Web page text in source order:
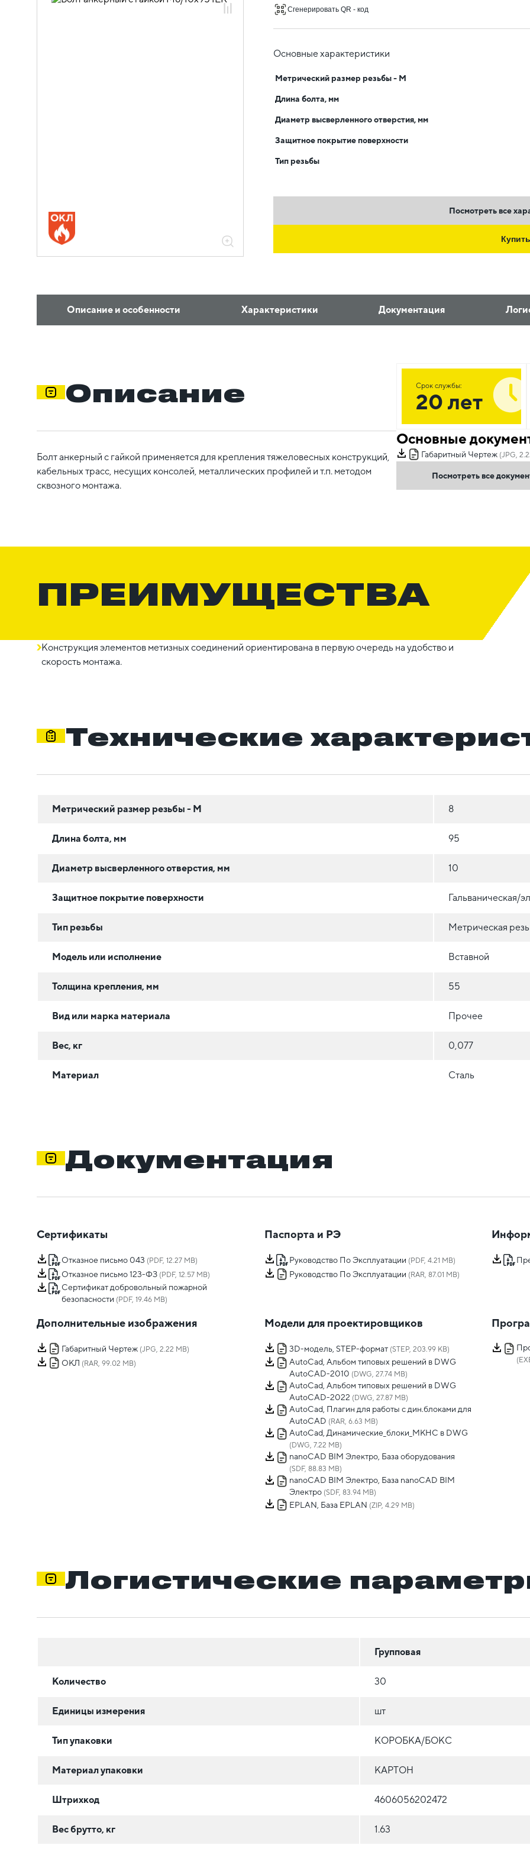
Сгенерировать QR - код
Основные характеристики
Метрический размер резьбы - М
Длина болта, мм
Диаметр высверленного отверстия, мм
Защитное покрытие поверхности
Тип резьбы
Посмотреть все
Купить
Описание и особенности Характеристики Документация
Описание
Болт анкерный с гайкой применяется для крепления тяжеловесных конструкций,
кабельных трасс, несущих консолей, металлических профилей и т.п. методом
сквозного монтажа.
Срок службы:
20 лет
Основные
Габаритный Чертеж (JPG,
Посмотреть все
ПРЕИМУЩЕСТВА
Конструкция элементов метизных соединений ориентирована в первую очередь на удобство и
скорость монтажа.
Технические
Метрический размер резьбы - М 8
Длина болта, мм 95
Диаметр высверленного отверстия, мм 10
Защитное покрытие поверхности Гальваническая/
Тип резьбы Метрическая
Модель или исполнение Вставной
Толщина крепления, мм 55
Вид или марка материала Прочее
Вес, кг 0,077
Материал Сталь
Документация
Сертификаты
Отказное письмо 043 (PDF, 12.27 MB)
Отказное письмо 123-ФЗ (PDF, 12.57 MB)
Сертификат добровольный пожарной
безопасности (PDF, 19.46 MB)
Паспорта и РЭ
Руководство По Эксплуатации (PDF, 4.21 MB)
Руководство По Эксплуатации (RAR, 87.01 MB)
Дополнительные изображения
Габаритный Чертеж (JPG, 2.22 MB)
ОКЛ (RAR, 99.02 MB)
Модели для проектировщиков
3D-модель, STEP-формат(STEP, 203.99 KB)
AutoCad, Альбом типовых решений в DWG
AutoCAD-2010 (DWG, 27.74 MB)
AutoCad, Альбом типовых решений в DWG
AutoCAD-2022 (DWG, 27.87 MB)
AutoCad, Плагин для работы с дин.блоками для
AutoCAD (RAR, 6.63 MB)
AutoCad, Динамические_блоки_МКНС в DWG
(DWG, 7.22 MB)
nanoCAD BIM Электро, База оборудования
(SDF, 88.83 MB)
nanoCAD BIM Электро, База nanoCAD BIM
Электро(SDF, 83.94 MB)
EPLAN, База EPLAN (ZIP, 4.29 MB)
Логистические
Групповая
Количество 30
Единицы измерения шт
Тип упаковки КОРОБКА/БОКС
Материал упаковки КАРТОН
Штрихкод 4606056202472
Вес брутто, кг 1.63